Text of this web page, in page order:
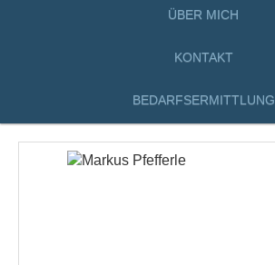
ÜBER MICH
KONTAKT
BEDARFSERMITTLUNG